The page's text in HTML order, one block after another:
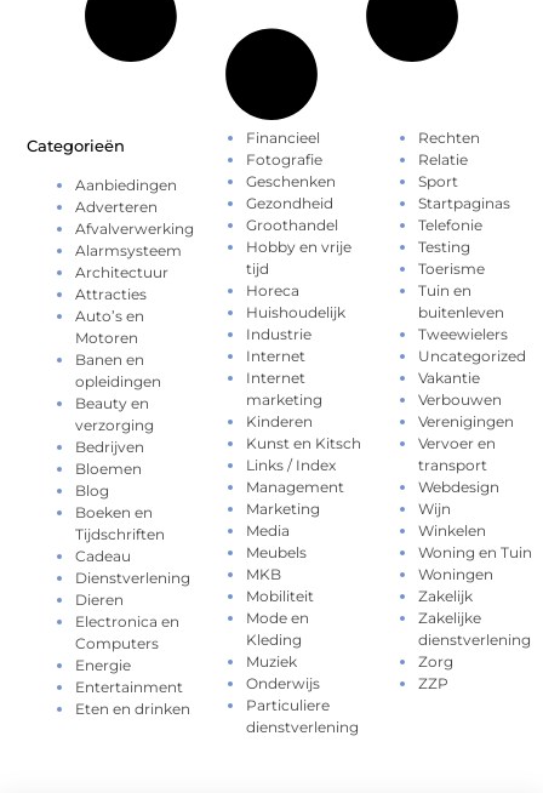
Categorieën
Aanbiedingen
Adverteren
Afvalverwerking
Alarmsysteem
Architectuur
Attracties
Auto’s en
Motoren
Banen en
opleidingen
Beauty en
verzorging
Bedrijven
Bloemen
Blog
Boeken en
Tijdschriften
Cadeau
Dienstverlening
Dieren
Electronica en
Computers
Energie
Entertainment
Eten en drinken
Financieel
Fotografie
Geschenken
Gezondheid
Groothandel
Hobby en vrije
tijd
Horeca
Huishoudelijk
Industrie
Internet
Internet
marketing
Kinderen
Kunst en Kitsch
Links / Index
Management
Marketing
Media
Meubels
MKB
Mobiliteit
Mode en
Kleding
Muziek
Onderwijs
Particuliere
dienstverlening
Rechten
Relatie
Sport
Startpaginas
Telefonie
Testing
Toerisme
Tuin en
buitenleven
Tweewielers
Uncategorized
Vakantie
Verbouwen
Verenigingen
Vervoer en
transport
Webdesign
Wijn
Winkelen
Woning en Tuin
Woningen
Zakelijk
Zakelijke
dienstverlening
Zorg
ZZP